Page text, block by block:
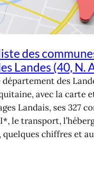
des
Landes (40, N.
département des
avec la carte
Landais, ses 327
le transport,
quelques chiffres et